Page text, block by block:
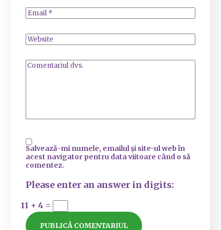
Salvează-mi numele, emailul și site-ul web în
acest navigator pentru data viitoare când o să
comentez.
Please enter an answer in digits:
11 + 4 =